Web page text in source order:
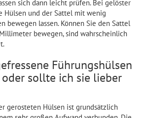
sich dann leicht prüfen. Bei gelöster
Hülsen und der Sattel mit wenig
bewegen lassen. Können Sie den Sattel
bewegen, sind wahrscheinlich
Führungshülsen
sollte ich sie lieber
gerosteten Hülsen ist grundsätzlich